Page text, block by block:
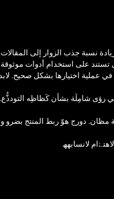
نسبة جذب الزوار إلى
تستند على استخدام أدوات
في عملية اختيارها بشكل صحيح.
رؤى شامِلَة بشأن كَظاظِه
مظان. دورج هوّ ربط المنتج
لانسابھھ